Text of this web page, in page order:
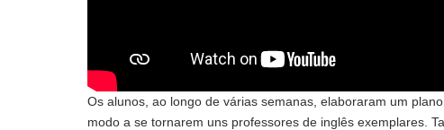
Os alunos, ao longo de várias semanas, elaboraram um
modo a se tornarem uns professores de inglês exemplares.